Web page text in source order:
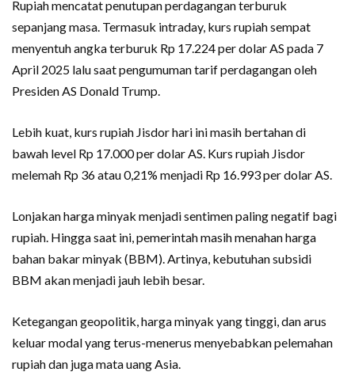
Rupiah mencatat penutupan perdagangan terburuk
sepanjang masa. Termasuk intraday, kurs rupiah sempat
menyentuh angka terburuk Rp 17.224 per dolar AS pada 7
April 2025 lalu saat pengumuman tarif perdagangan oleh
Presiden AS Donald Trump.
Lebih kuat, kurs rupiah Jisdor hari ini masih bertahan di
bawah level Rp 17.000 per dolar AS. Kurs rupiah Jisdor
melemah Rp 36 atau 0,21% menjadi Rp 16.993 per dolar AS.
Lonjakan harga minyak menjadi sentimen paling negatif bagi
rupiah. Hingga saat ini, pemerintah masih menahan harga
bahan bakar minyak (BBM). Artinya, kebutuhan subsidi
BBM akan menjadi jauh lebih besar.
Ketegangan geopolitik, harga minyak yang tinggi, dan arus
keluar modal yang terus-menerus menyebabkan pelemahan
rupiah dan juga mata uang Asia.